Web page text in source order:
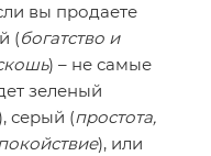
вы продаете
(богатство и
) – не самые
зеленый
серый (простота,
), или